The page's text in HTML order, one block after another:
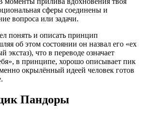
сферы соединены и
вопроса или задачи.
понять и описать принцип
об этом состоянии он назвал его «ex
экстаз), что в переводе означает
в принципе, хорошо описывает пик
окрылённый идеей человек готов
Пандоры